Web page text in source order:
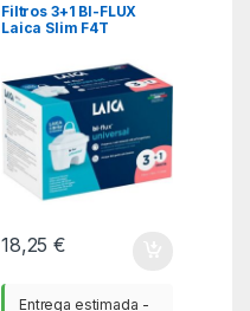
Filtros 3+1 BI-FLUX
Laica Slim F4T
18,25€
Entrega estimada -